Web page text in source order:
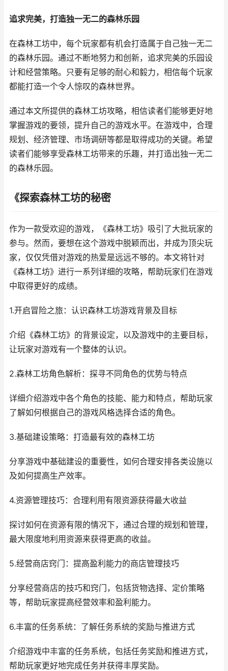
追求完美，打造独一无二的森林乐园
在森林工坊中，每个玩家都有机会打造属于自己独一无二
的森林乐园。通过不断地努力和创新，追求完美的乐园设
计和经营策略。只要有足够的耐心和毅力，相信每个玩家
都能打造一个令人惊叹的森林世界。
通过本文所提供的森林工坊攻略，相信读者们能够更好地
掌握游戏的要领，提升自己的游戏水平。在游戏中，合理
规划、经济管理、市场调研等都是取得成功的关键。希望
读者们能够享受森林工坊带来的乐趣，并打造出独一无二
的森林乐园。
《探索森林工坊的秘密
作为一款受欢迎的游戏，《森林工坊》吸引了大批玩家的
参与。然而，要想在这个游戏中脱颖而出，并成为顶尖玩
家，仅仅凭借对游戏的热爱是远远不够的。本文将针对
《森林工坊》进行一系列详细的攻略，帮助玩家们在游戏
中取得更好的成绩。
1.开启冒险之旅：认识森林工坊游戏背景及目标
介绍《森林工坊》的背景设定，以及游戏中的主要目标，
让玩家对游戏有一个整体的认识。
2.森林工坊角色解析：探寻不同角色的优势与特点
详细介绍游戏中各个角色的技能、能力和特点，帮助玩家
了解如何根据自己的游戏风格选择合适的角色。
3.基础建设策略：打造最有效的森林工坊
分享游戏中基础建设的重要性，如何合理安排各类设施以
及如何提高生产效率。
4.资源管理技巧：合理利用有限资源获得最大收益
探讨如何在资源有限的情况下，通过合理的规划和管理，
最大限度地利用资源来获得更高的收益。
5.经营商店窍门：提高盈利能力的商店管理技巧
分享经营商店的技巧和窍门，包括货物选择、定价策略
等，帮助玩家提高经营效率和盈利能力。
6.丰富的任务系统：了解任务系统的奖励与推进方式
介绍游戏中丰富的任务系统，包括任务奖励和推进方式，
帮助玩家更好地完成任务并获得丰厚奖励。